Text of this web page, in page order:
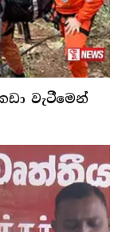
වැටීමෙන්